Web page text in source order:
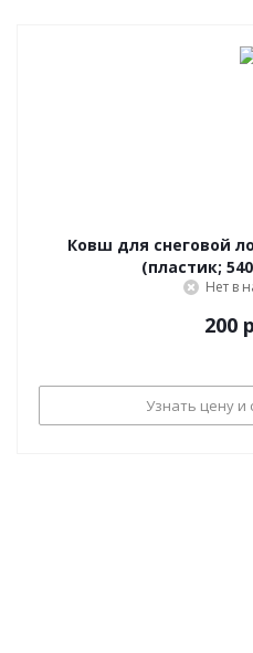
Ковш для снеговой
(пластик;
Нет в
200р
Узнать цену и